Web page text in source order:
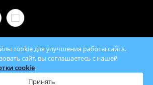
— продажа отопительного
с доставкой по всей Беларуси
cookie для улучшения работы сайта.
сайт, вы соглашаетесь с нашей
cookie.
Принять